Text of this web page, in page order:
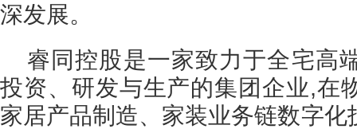
深发展。
睿同控股是一家致力于全宅高
投资、研发与生产的集团企业,在
家居产品制造、家装业务链数字